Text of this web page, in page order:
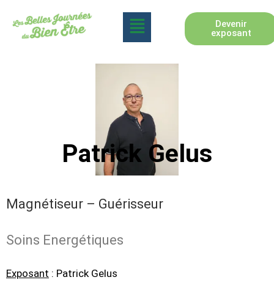
Devenir
exposant
Patrick Gelus
Magnétiseur – Guérisseur
Soins Energétiques
Exposant : Patrick Gelus